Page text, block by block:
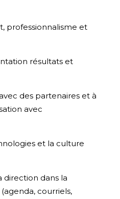
professionnalisme et
résultats et
des partenaires et à
avec
et la culture
direction dans la
courriels,